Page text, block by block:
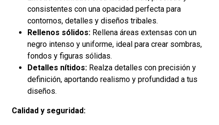
consistentes con una opacidad perfecta para
contornos, detalles y diseños tribales.
Rellenos sólidos: Rellena áreas extensas con un
negro intenso y uniforme, ideal para crear sombras,
fondos y figuras sólidas.
Detalles nítidos: Realza detalles con precisión y
definición, aportando realismo y profundidad a tus
diseños.
Calidad y seguridad: